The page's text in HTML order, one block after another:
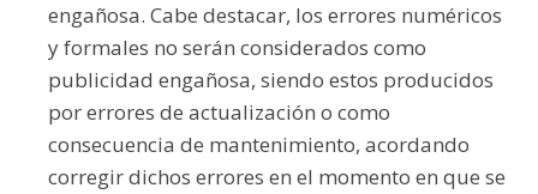
engañosa. Cabe destacar, los errores numéricos
y formales no serán considerados como
publicidad engañosa, siendo estos producidos
por errores de actualización o como
consecuencia de mantenimiento, acordando
corregir dichos errores en el momento en que se